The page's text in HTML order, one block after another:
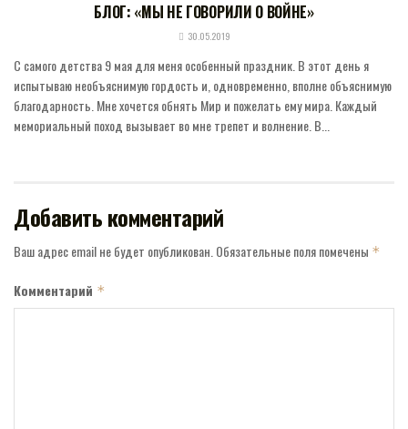
БЛОГ: «МЫ НЕ ГОВОРИЛИ О ВОЙНЕ»
30.05.2019
С самого детства 9 мая для меня особенный праздник. В этот день я
испытываю необъяснимую гордость и, одновременно, вполне объяснимую
благодарность. Мне хочется обнять Мир и пожелать ему мира. Каждый
мемориальный поход вызывает во мне трепет и волнение. В...
Добавить комментарий
Ваш адрес email не будет опубликован.Обязательные поля помечены *
Комментарий *